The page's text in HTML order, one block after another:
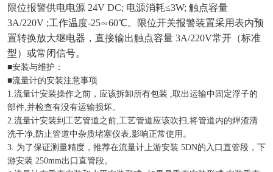
限位报警供电电源 24V DC; 电源消耗≤3W; 触点容量
3A/220V ;工作温度-25∽60℃。限位开关报警装置采用表内预
置转换放大继电器，直接输出触点容量 3A/220V常开（标准
型）或常闭信号。
■安装与维护：
■流量计的安装注意事项
1.流量计安装操作之前，应该拆卸所有包装 ,取出运输中固定浮子的
部件,并检查有没有运输损坏。
2.流量计安装到工艺管道之前,工艺管道应该吹扫,将管道内的焊渣清
洗干净,防止管道中杂质堵塞仪表,影响正常使用。
3. 为了保证测量精度，推荐在流量计上游安装 5DN的入口直管段，下
游安装 250mm出口直管段。